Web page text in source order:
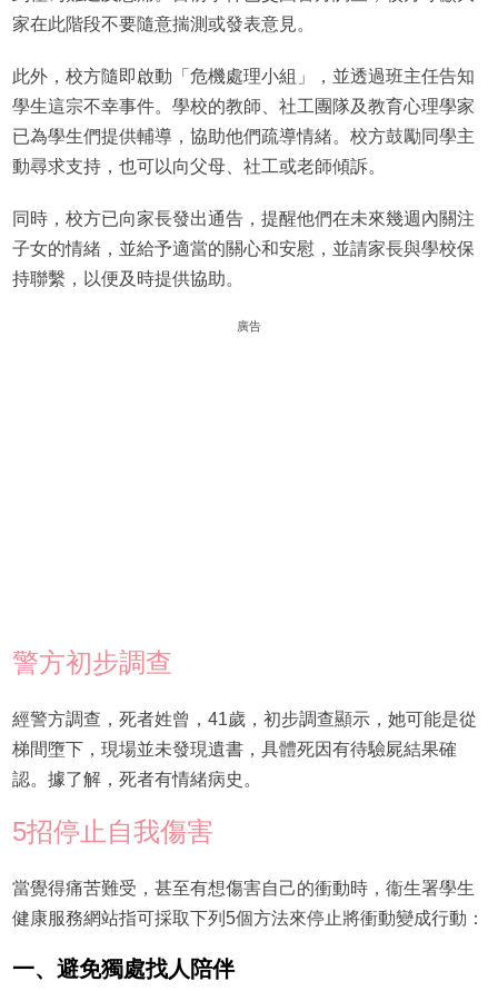
家在此階段不要隨意揣測或發表意見。
此外，校方隨即啟動「危機處理小組」，並透過班主任告知
學生這宗不幸事件。學校的教師、社工團隊及教育心理學家
已為學生們提供輔導，協助他們疏導情緒。校方鼓勵同學主
動尋求支持，也可以向父母、社工或老師傾訴。
同時，校方已向家長發出通告，提醒他們在未來幾週內關注
子女的情緒，並給予適當的關心和安慰，並請家長與學校保
持聯繫，以便及時提供協助。
廣告
警方初步調查
經警方調查，死者姓曾，41歲，初步調查顯示，她可能是從
梯間墮下，現場並未發現遺書，具體死因有待驗屍結果確
認。據了解，死者有情緒病史。
5招停止自我傷害
當覺得痛苦難受，甚至有想傷害自己的衝動時，衞生署學生
健康服務網站指可採取下列5個方法來停止將衝動變成行動：
一、避免獨處找人陪伴